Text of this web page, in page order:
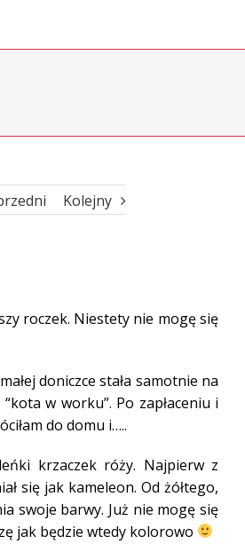
Kolejny
roczek. Niestety nie mogę się
doniczce stała samotnie na
w worku”. Po zapłaceniu i
do domu i…..
krzaczek róży. Najpierw z
się jak kameleon. Od żółtego,
swoje barwy. Już nie mogę się
jak będzie wtedy kolorowo